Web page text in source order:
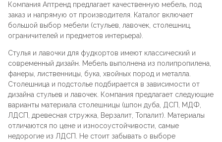
Компания Аптренд предлагает качественную мебель, под
заказ и напрямую от производителя. Каталог включает
большой выбор мебели (стульев, лавочек, столешниц,
ограничителей и предметов интерьера).
Стулья и лавочки для фудкортов имеют классический и
современный дизайн. Мебель выполнена из полипропилена,
фанеры, лиственницы, бука, хвойных пород и металла.
Столешница и подстолье подбирается в зависимости от
дизайна стульев и лавочек. Компания предлагает следующие
варианты материала столешницы (шпон дуба, ДСП, МДФ,
ЛДСП, древесная стружка, Верзалит, Топалит). Материалы
отличаются по цене и износоустойчивости, самые
недорогие из ЛДСП. Не стоит забывать о выборе